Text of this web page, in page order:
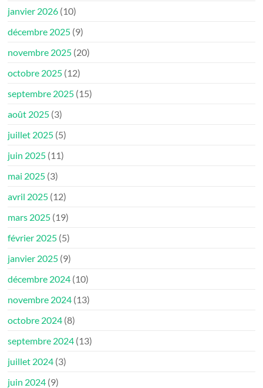
janvier 2026 (10)
décembre 2025 (9)
novembre 2025 (20)
octobre 2025 (12)
septembre 2025 (15)
août 2025 (3)
juillet 2025 (5)
juin 2025 (11)
mai 2025 (3)
avril 2025 (12)
mars 2025 (19)
février 2025 (5)
janvier 2025 (9)
décembre 2024 (10)
novembre 2024 (13)
octobre 2024 (8)
septembre 2024 (13)
juillet 2024 (3)
juin 2024 (9)